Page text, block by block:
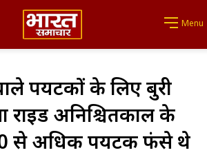
Menu
पर्यटकों के लिए बुरी
राइड अनिश्चितकाल के
से अधिक पर्यटक फंसे थे